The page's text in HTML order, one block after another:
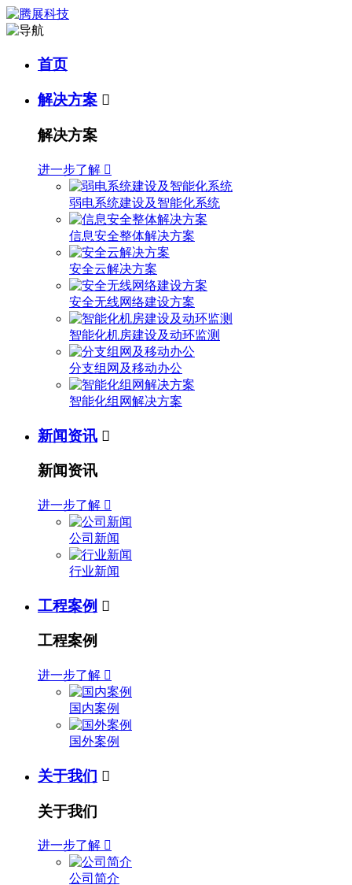
首页
解决方案 
解决方案
进一步了解 
弱电系统建设及智能化系统
信息安全整体解决方案
安全云解决方案
安全无线网络建设方案
智能化机房建设及动环监测
分支组网及移动办公
智能化组网解决方案
新闻资讯 
新闻资讯
进一步了解 
公司新闻
行业新闻
工程案例 
工程案例
进一步了解 
国内案例
国外案例
关于我们 
关于我们
进一步了解 
公司简介